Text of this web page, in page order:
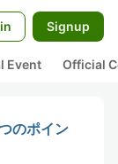
Signup
Event Official
のポイン